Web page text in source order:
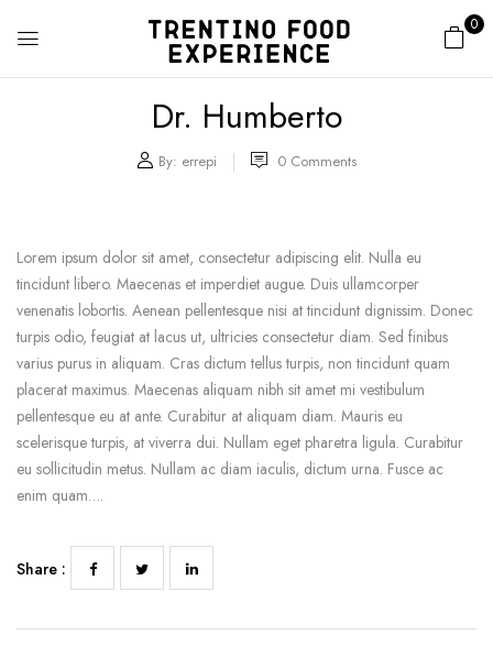
0
Dr. Humberto
By: errepi 0 Comments
Lorem ipsum dolor sit amet, consectetur adipiscing elit. Nulla eu
tincidunt libero. Maecenas et imperdiet augue. Duis ullamcorper
venenatis lobortis. Aenean pellentesque nisi at tincidunt dignissim. Donec
turpis odio, feugiat at lacus ut, ultricies consectetur diam. Sed finibus
varius purus in aliquam. Cras dictum tellus turpis, non tincidunt quam
placerat maximus. Maecenas aliquam nibh sit amet mi vestibulum
pellentesque eu at ante. Curabitur at aliquam diam. Mauris eu
scelerisque turpis, at viverra dui. Nullam eget pharetra ligula. Curabitur
eu sollicitudin metus. Nullam ac diam iaculis, dictum urna. Fusce ac
enim quam….
Share :